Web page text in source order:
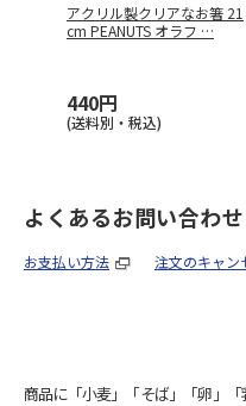
アクリル製クリアなお箸 21
cm PEANUTS オラフ …
440円
(送料別・税込)
よくあるお問い合わせ
お支払い方法 注文のキャン
商品に「小麦」「そば」「卵」